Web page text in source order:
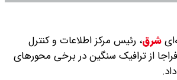
شرق، رئیس مرکز اطلاعات و کنترل
از ترافیک سنگین در برخی محورهای